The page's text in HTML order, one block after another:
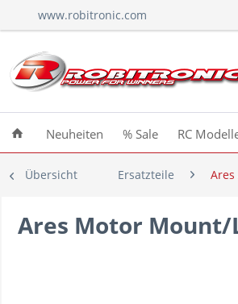
www.robitronic.com
Neuheiten % Sale RC
Übersicht Ersatzteile Ares
Ares Motor Mount/